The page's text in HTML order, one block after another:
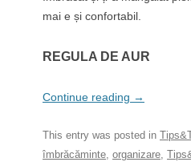
mai e și confortabil.
REGULA DE AUR
Continue reading →
This entry was posted in
îmbrăcăminte, organizare,